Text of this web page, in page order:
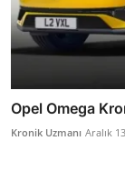
Opel Omega
Kronik Uzmanı Aralık